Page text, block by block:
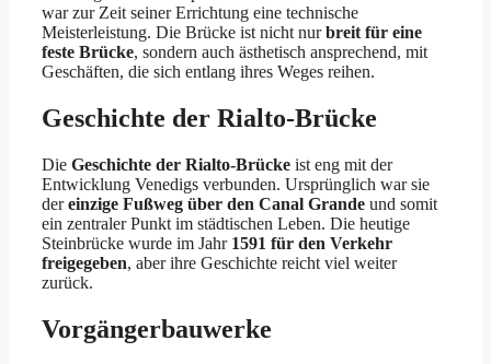
war zur Zeit seiner Errichtung eine technische
Meisterleistung. Die Brücke ist nicht nurbreit für eine
feste Brücke, sondern auch ästhetisch ansprechend, mit
Geschäften, die sich entlang ihres Weges reihen.
Geschichte der Rialto-Brücke
Die Geschichte der Rialto-Brücke ist eng mit der
Entwicklung Venedigs verbunden. Ursprünglich war sie
dereinzige Fußweg über den Canal Grande und somit
ein zentraler Punkt im städtischen Leben. Die heutige
Steinbrücke wurde im Jahr 1591 für den Verkehr
freigegeben, aber ihre Geschichte reicht viel weiter
zurück.
Vorgängerbauwerke